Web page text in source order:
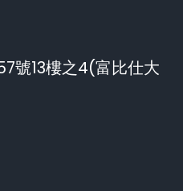
號13樓之4(富比仕大